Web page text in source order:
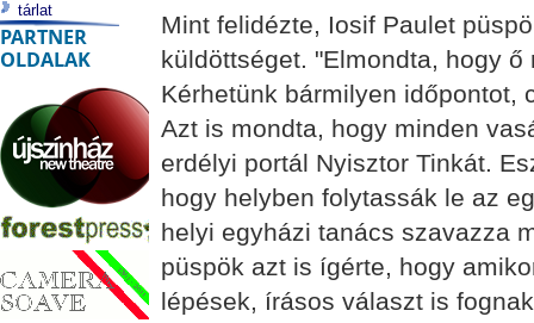
Mint felidézte, Iosif Paulet
küldöttséget. "Elmondta, hogy
Kérhetünk bármilyen időpontot,
Azt is mondta, hogy minden
erdélyi portál Nyisztor Tinkát.
hogy helyben folytassák le az
helyi egyházi tanács szavazza
püspök azt is ígérte, hogy
lépések, írásos választ is
tárlat
PARTNER
OLDALAK